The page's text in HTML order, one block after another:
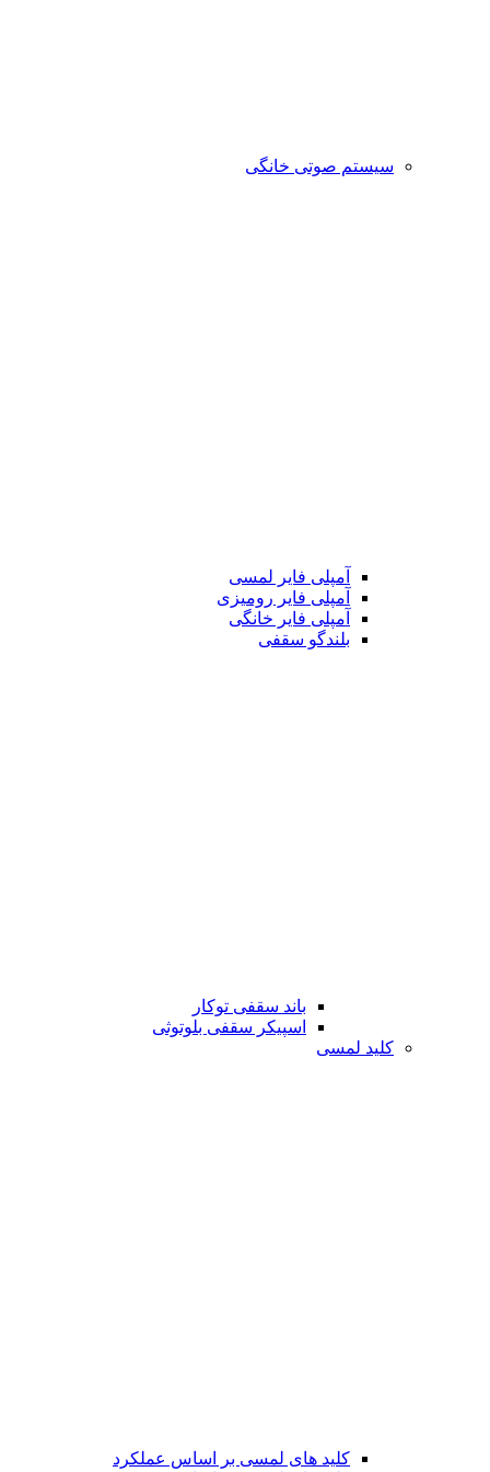
سیستم صوتی خانگی
آمپلی فایر لمسی
آمپلی فایر رومیزی
آمپلی فایر خانگی
بلندگو سقفی
باند سقفی توکار
اسپیکر سقفی بلوتوثی
کلید لمسی
کلید های لمسی بر اساس عملکرد